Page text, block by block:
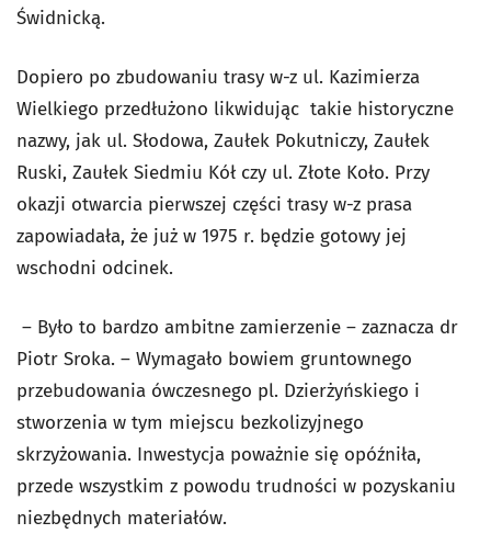
Świdnicką.
Dopiero po zbudowaniu trasy w-z ul. Kazimierza
Wielkiego przedłużono likwidując takie historyczne
nazwy, jak ul. Słodowa, Zaułek Pokutniczy, Zaułek
Ruski, Zaułek Siedmiu Kół czy ul. Złote Koło. Przy
okazji otwarcia pierwszej części trasy w-z prasa
zapowiadała, że już w 1975 r. będzie gotowy jej
wschodni odcinek.
– Było to bardzo ambitne zamierzenie – zaznacza dr
Piotr Sroka. – Wymagało bowiem gruntownego
przebudowania ówczesnego pl. Dzierżyńskiego i
stworzenia w tym miejscu bezkolizyjnego
skrzyżowania. Inwestycja poważnie się opóźniła,
przede wszystkim z powodu trudności w pozyskaniu
niezbędnych materiałów.